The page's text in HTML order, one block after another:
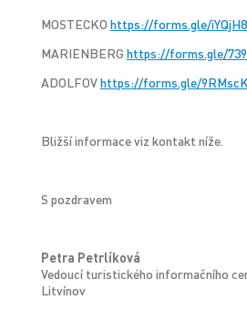
MOSTECKO https://forms.gle/
MARIENBERG https://forms.gle/
ADOLFOVhttps://forms.gle/
Bližší informace viz kontakt níže.
S pozdravem
Petra Petrlíková
Vedoucí turistického informačního
Litvínov